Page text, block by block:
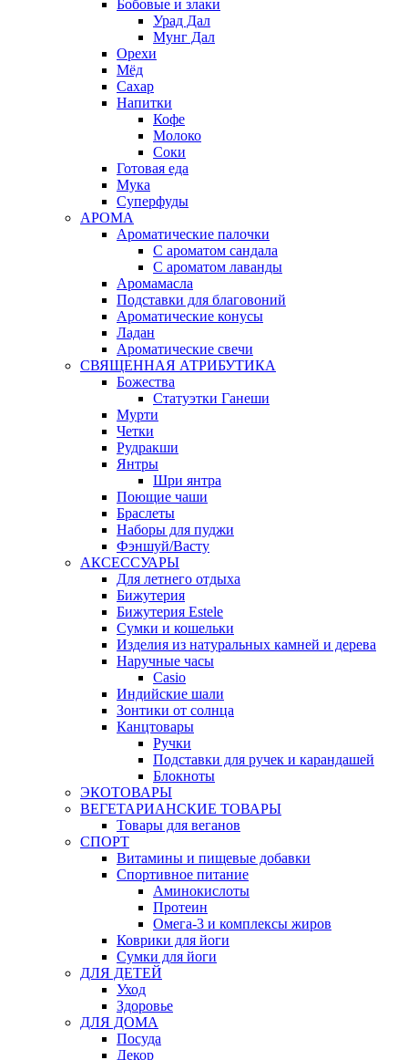
Бобовые и злаки
Урад Дал
Мунг Дал
Орехи
Мёд
Сахар
Напитки
Кофе
Молоко
Соки
Готовая еда
Мука
Суперфуды
АРОМА
Ароматические палочки
С ароматом сандала
С ароматом лаванды
Аромамасла
Подставки для благовоний
Ароматические конусы
Ладан
Ароматические свечи
СВЯЩЕННАЯ АТРИБУТИКА
Божества
Статуэтки Ганеши
Мурти
Четки
Рудракши
Янтры
Шри янтра
Поющие чаши
Браслеты
Наборы для пуджи
Фэншуй/Васту
АКСЕССУАРЫ
Для летнего отдыха
Бижутерия
Бижутерия Estele
Сумки и кошельки
Изделия из натуральных камней и дерева
Наручные часы
Casio
Индийские шали
Зонтики от солнца
Канцтовары
Ручки
Подставки для ручек и карандашей
Блокноты
ЭКОТОВАРЫ
ВЕГЕТАРИАНСКИЕ ТОВАРЫ
Товары для веганов
СПОРТ
Витамины и пищевые добавки
Спортивное питание
Аминокислоты
Протеин
Омега-3 и комплексы жиров
Коврики для йоги
Сумки для йоги
ДЛЯ ДЕТЕЙ
Уход
Здоровье
ДЛЯ ДОМА
Посуда
Декор